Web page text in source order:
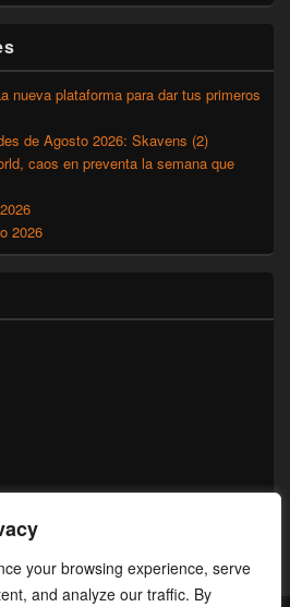
your browsing experience, serve
and analyze our traffic. By
nueva plataforma para dar tus primeros
de Agosto 2026: Skavens (2)
caos en preventa la semana que
2026